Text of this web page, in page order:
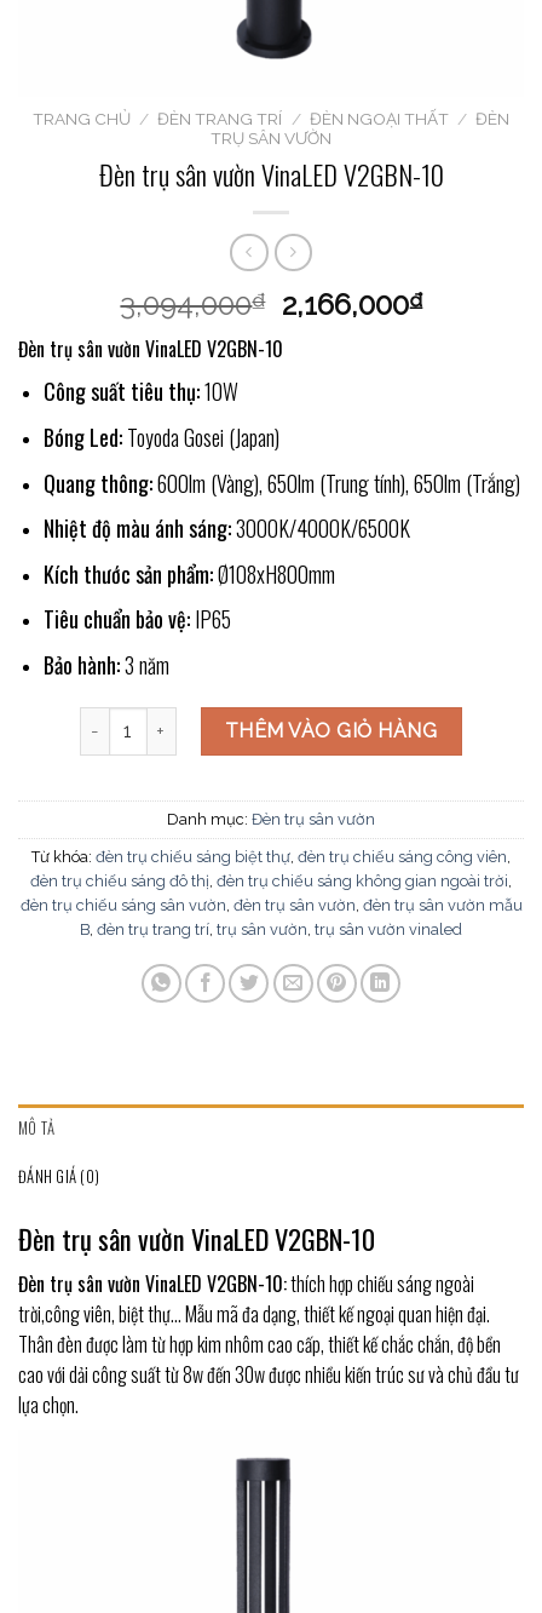
TRANG CHỦ / ĐÈN TRANG TRÍ / ĐÈN NGOẠI THẤT / ĐÈN
TRỤ SÂN VƯỜN
Đèn trụ sân vườn VinaLED V2GBN-10
3,094,000₫ 2,166,000₫
Đèn trụ sân vườn VinaLED V2GBN-10
Công suất tiêu thụ:10W
Bóng Led:Toyoda Gosei (Japan)
Quang thông:600lm (Vàng), 650lm (Trung tính), 650lm (Trắng)
Nhiệt độ màu ánh sáng:3000K/4000K/6500K
Kích thước sản phẩm:Ø108xH800mm
Tiêu chuẩn bảo vệ:IP65
Bảo hành:3 năm
Đèn trụ sân vườn VinaLED V2GBN-10 số lượng
THÊM VÀO GIỎ HÀNG
Danh mục: Đèn trụ sân vườn
Từ khóa: đèn trụ chiếu sáng biệt thự đèn trụ chiếu sáng công viên
đèn trụ chiếu sáng đô thị đèn trụ chiếu sáng không gian ngoài trời
đèn trụ chiếu sáng sân vườn đèn trụ sân vườn đèn trụ sân vườn mẫu
B đèn trụ trang trí trụ sân vườn trụ sân vườn vinaled
MÔ TẢ
ĐÁNH GIÁ (0)
Đèn trụ sân vườn VinaLED V2GBN-10
Đèn trụ sân vườn VinaLED V2GBN-10:thích hợp chiếu sáng ngoài
trời,công viên, biệt thự… Mẫu mã đa dạng, thiết kế ngoại quan hiện đại.
Thân đèn được làm từ hợp kim nhôm cao cấp, thiết kế chắc chắn, độ bền
cao với dải công suất từ 8w đến 30w được nhiều kiến trúc sư và chủ đầu tư
lựa chọn.